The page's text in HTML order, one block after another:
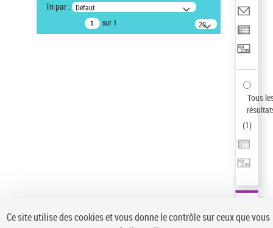
ne s'applique pas
Statut de la notice d’autorité
Tri par : Défaut
sur 1
20
résultats/page
Tous
(1)
Ce site utilise des cookies et vous donne le contrôle sur ceux que vous